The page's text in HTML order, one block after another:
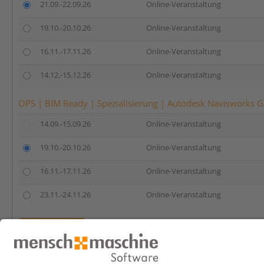
21.09.-22.09.26 Online-Veranstaltung
19.10.-20.10.26 Online-Veranstaltung
16.11.-17.11.26 Online-Veranstaltung
14.12.-15.12.26 Online-Veranstaltung
OPS | BIM Ready | Spezialisierung | Autodesk Navisworks
14.09.-15.09.26 Online-Veranstaltung
19.10.-20.10.26 Online-Veranstaltung
16.11.-17.11.26 Online-Veranstaltung
23.11.-24.11.26 Online-Veranstaltung
Anmelden